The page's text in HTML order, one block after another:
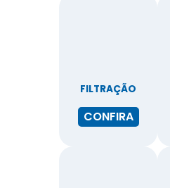
FILTRAÇÃO
CONFIRA